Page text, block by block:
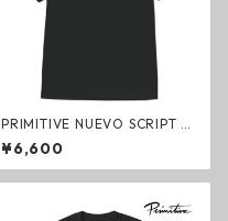
PRIMITIVE NUEVO SCRIPT H
W TEE BLACK ヘビーウェイト
Tシャツ ブラック プリミティ
ブ
¥6,600